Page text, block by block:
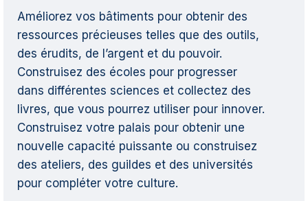
Améliorez vos bâtiments pour obtenir des
ressources précieuses telles que des outils,
des érudits, de l’argent et du pouvoir.
Construisez des écoles pour progresser
dans différentes sciences et collectez des
livres, que vous pourrez utiliser pour innover.
Construisez votre palais pour obtenir une
nouvelle capacité puissante ou construisez
des ateliers, des guildes et des universités
pour compléter votre culture.